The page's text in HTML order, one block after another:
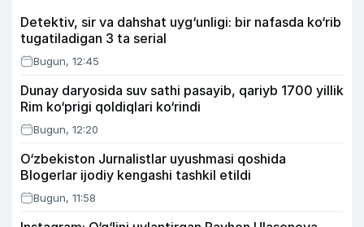
Detektiv, sir va dahshat uyg‘unligi: bir nafasda ko‘rib
tugatiladigan 3 ta serial
Bugun, 12:45
Dunay daryosida suv sathi pasayib, qariyb 1700 yillik
Rim ko‘prigi qoldiqlari ko‘rindi
Bugun, 12:20
O‘zbekiston Jurnalistlar uyushmasi qoshida
Blogerlar ijodiy kengashi tashkil etildi
Bugun, 11:58